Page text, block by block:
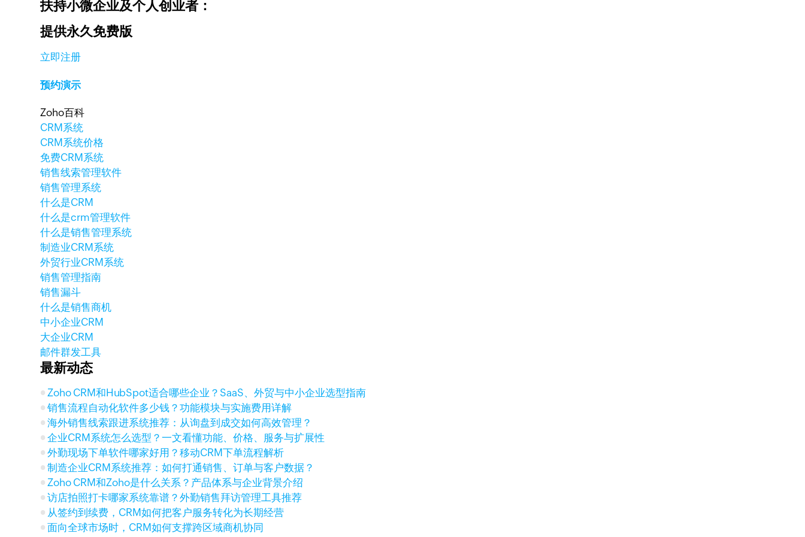
扶持小微企业及个人创业者：
提供永久免费版
立即注册
预约演示
Zoho百科
CRM系统
CRM系统价格
免费CRM系统
销售线索管理软件
销售管理系统
什么是CRM
什么是crm管理软件
什么是销售管理系统
制造业CRM系统
外贸行业CRM系统
销售管理指南
销售漏斗
什么是销售商机
中小企业CRM
大企业CRM
邮件群发工具
最新动态
Zoho CRM和HubSpot适合哪些企业？SaaS、外贸与中小企业选型指南
销售流程自动化软件多少钱？功能模块与实施费用详解
海外销售线索跟进系统推荐：从询盘到成交如何高效管理？
企业CRM系统怎么选型？一文看懂功能、价格、服务与扩展性
外勤现场下单软件哪家好用？移动CRM下单流程解析
制造企业CRM系统推荐：如何打通销售、订单与客户数据？
Zoho CRM和Zoho是什么关系？产品体系与企业背景介绍
访店拍照打卡哪家系统靠谱？外勤销售拜访管理工具推荐
从签约到续费，CRM如何把客户服务转化为长期经营
面向全球市场时，CRM如何支撑跨区域商机协同